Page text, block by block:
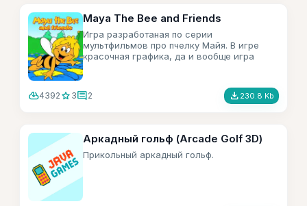
Maya The Bee and Friends
Игра разработаная по серии
мультфильмов про пчелку Майя. В игре
красочная графика, да и вообще игра
cloud_download4392 star 3comment2 file_download 230.8 Kb
Аркадный гольф (Arcade Golf 3D)
Прикольный аркадный гольф.